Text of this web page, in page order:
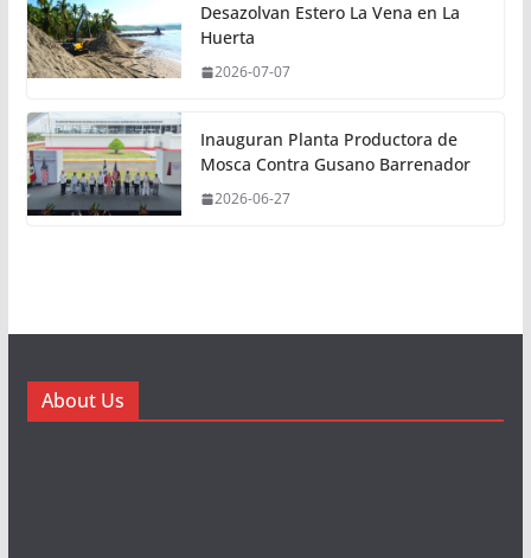
Desazolvan Estero La Vena en La
Huerta
2026-07-07
Inauguran Planta Productora de
Mosca Contra Gusano Barrenador
2026-06-27
About Us